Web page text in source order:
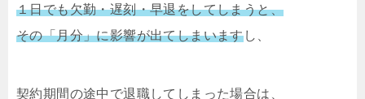
１日でも欠勤・遅刻・早退をしてしまうと、
その「月分」に影響が出てしまいますし、
契約期間の途中で退職してしまった場合は、